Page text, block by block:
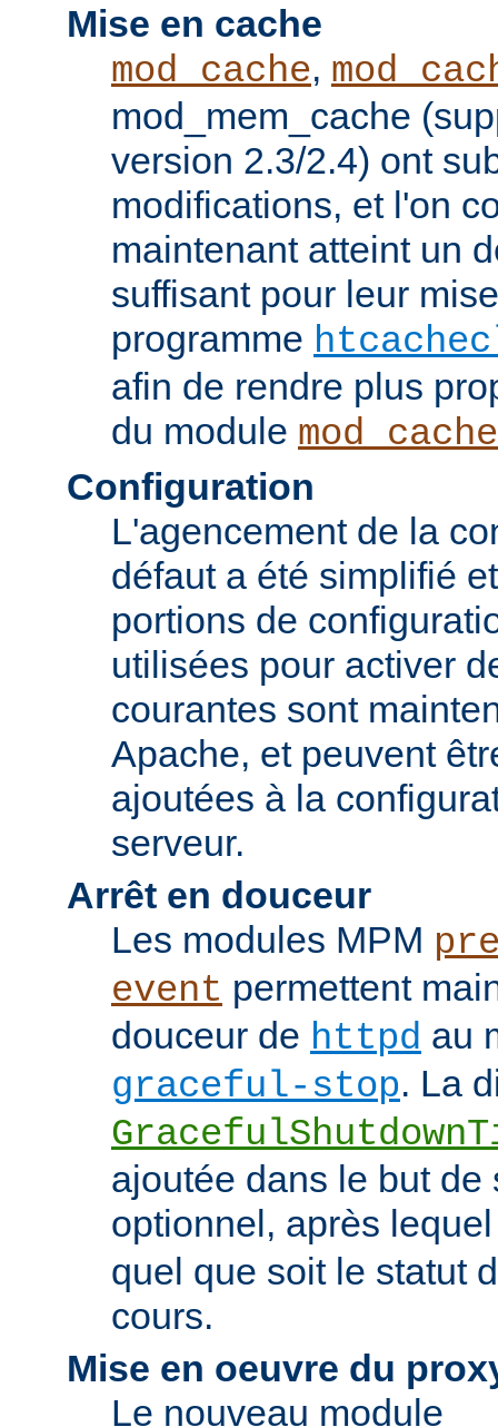
Mise en cache
mod_cache,
mod_mem_cache
version 2.3/2.4) ont
modifications, et l'on
maintenant atteint un
suffisant pour leur
programme
afin de rendre plus
du module
Configuration
L'agencement de la
défaut a été simplifié
portions de
utilisées pour activer
courantes sont
Apache, et peuvent
ajoutées à la
serveur.
Arrêt en douceur
Les modules MPM
event permettent
douceur de httpd au
graceful-stop. La
ajoutée dans le but
optionnel, après
quel que soit le statut
cours.
Mise en oeuvre du
Le nouveau module